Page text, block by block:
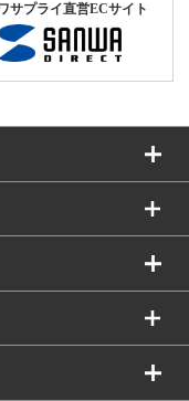
サプライ直営ECサイト